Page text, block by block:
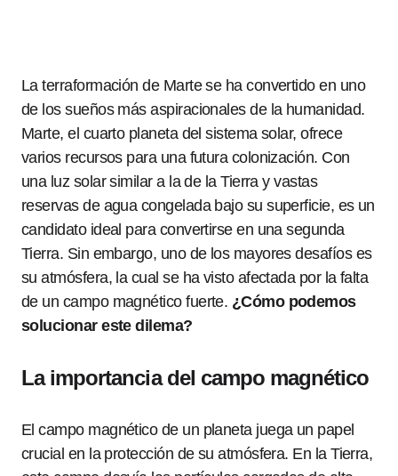
La terraformación de Marte se ha convertido en uno
de los sueños más aspiracionales de la humanidad.
Marte, el cuarto planeta del sistema solar, ofrece
varios recursos para una futura colonización. Con
una luz solar similar a la de la Tierra y vastas
reservas de agua congelada bajo su superficie, es un
candidato ideal para convertirse en una segunda
Tierra. Sin embargo, uno de los mayores desafíos es
su atmósfera, la cual se ha visto afectada por la falta
de un campo magnético fuerte. ¿Cómo podemos
solucionar este dilema?
La importancia del campo magnético
El campo magnético de un planeta juega un papel
crucial en la protección de su atmósfera. En la Tierra,